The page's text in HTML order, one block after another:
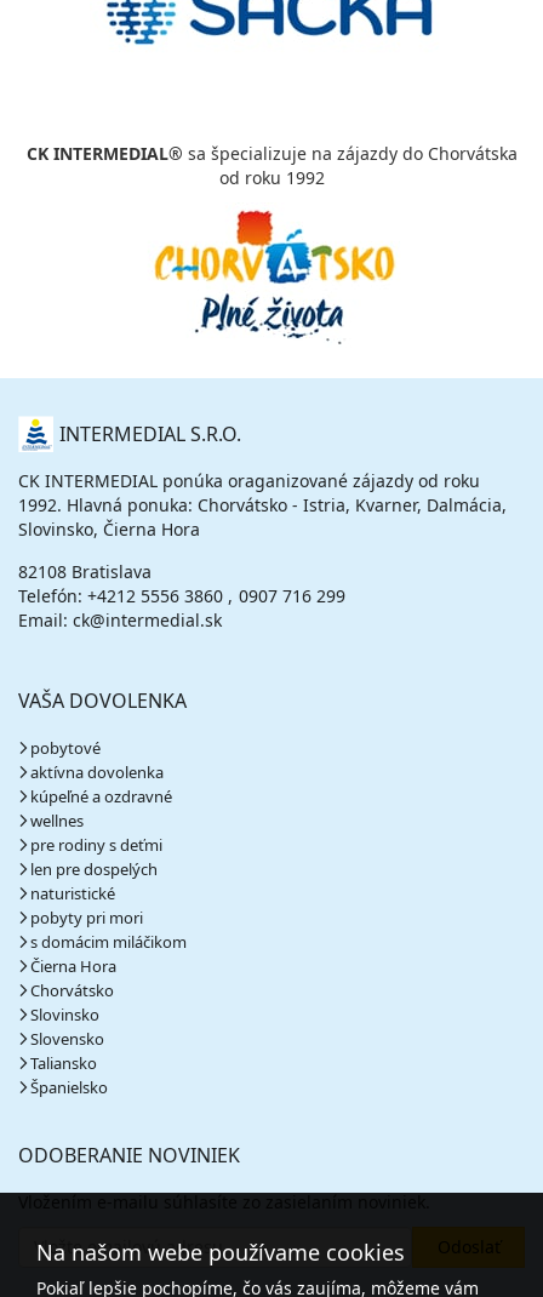
CK INTERMEDIAL® sa špecializuje na zájazdy do Chorvátska
od roku 1992
O
NÁS INTERMEDIAL S.R.O.
CK INTERMEDIAL ponúka oraganizované zájazdy od roku
1992. Hlavná ponuka: Chorvátsko - Istria, Kvarner, Dalmácia,
Slovinsko, Čierna Hora
82108 Bratislava
Telefón: +4212 5556 3860
0907 716 299
Email: ck@intermedial.sk
VAŠA DOVOLENKA
pobytové
aktívna dovolenka
kúpeľné a ozdravné
wellnes
pre rodiny s deťmi
len pre dospelých
naturistické
pobyty pri mori
s domácim miláčikom
Čierna Hora
Chorvátsko
Slovinsko
Slovensko
Taliansko
Španielsko
ODOBERANIE NOVINIEK
Na našom webe používame cookies
Pokiaľ lepšie pochopíme, čo vás zaujíma, môžeme vám